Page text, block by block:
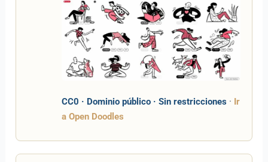
CC0 · Dominio público · Sin restricciones· Ir
a Open Doodles